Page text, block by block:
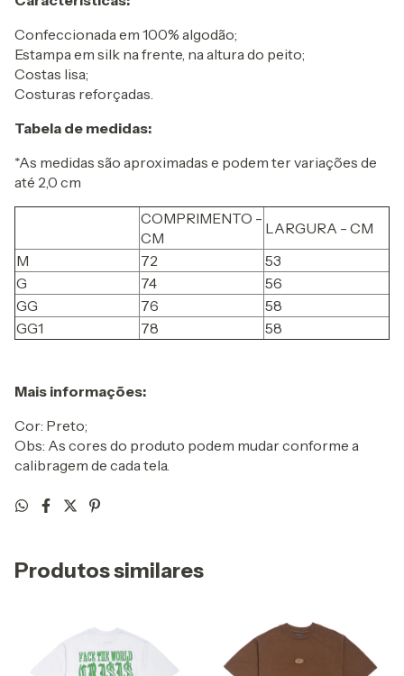
Confeccionada em 100% algodão;
Estampa em silk na frente, na altura do peito;
Costas lisa;
Costuras reforçadas.
Tabela de medidas:
*As medidas são aproximadas e podem ter variações de
até 2,0 cm
COMPRIMENTO -
CM
LARGURA - CM
M
72
53
G
74
56
GG
76
58
GG1
78 58
Mais informações:
Cor: Preto;
Obs: As cores do produto podem mudar conforme a
calibragem de cada tela.
Produtos similares